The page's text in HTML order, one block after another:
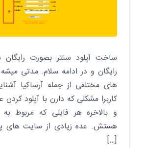
ساخت آپلود سنتر بصورت
رایگان و در ادامه سلام. مدتی
های مختلفی از جمله آرساکیا
کاربرا مشکلی که دارن با آپلود
و بالاخره هر فایلی که مربوط
هستش. عده زیادی از سایت های
[…]